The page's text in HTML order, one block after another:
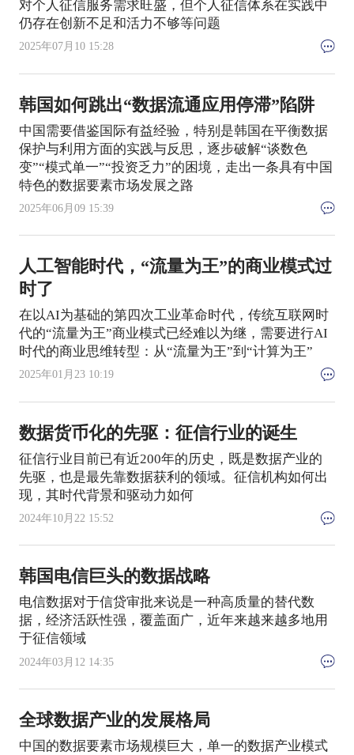
对个人征信服务需求旺盛，但个人征信体系在实践中
仍存在创新不足和活力不够等问题
2025年07月10 15:28
韩国如何跳出“数据流通应用停滞”陷阱
中国需要借鉴国际有益经验，特别是韩国在平衡数据
保护与利用方面的实践与反思，逐步破解“谈数色
变”“模式单一”“投资乏力”的困境，走出一条具有中国
特色的数据要素市场发展之路
2025年06月09 15:39
人工智能时代，“流量为王”的商业模式过
时了
在以AI为基础的第四次工业革命时代，传统互联网时
代的“流量为王”商业模式已经难以为继，需要进行AI
时代的商业思维转型：从“流量为王”到“计算为王”
2025年01月23 10:19
数据货币化的先驱：征信行业的诞生
征信行业目前已有近200年的历史，既是数据产业的
先驱，也是最先靠数据获利的领域。征信机构如何出
现，其时代背景和驱动力如何
2024年10月22 15:52
韩国电信巨头的数据战略
电信数据对于信贷审批来说是一种高质量的替代数
据，经济活跃性强，覆盖面广，近年来越来越多地用
于征信领域
2024年03月12 14:35
全球数据产业的发展格局
中国的数据要素市场规模巨大，单一的数据产业模式